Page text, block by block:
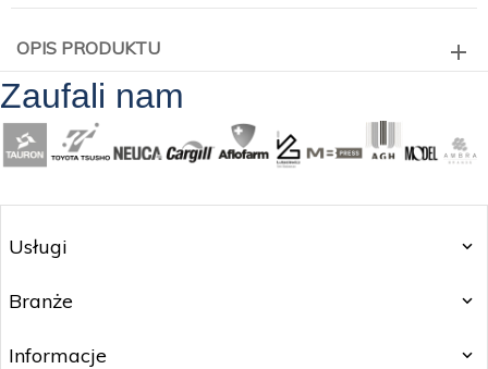
OPIS PRODUKTU
Zaufali nam
Usługi
Branże
Informacje